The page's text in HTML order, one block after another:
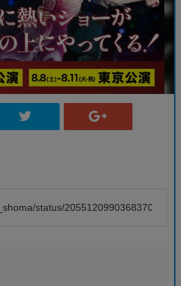
status/2055120990368370698